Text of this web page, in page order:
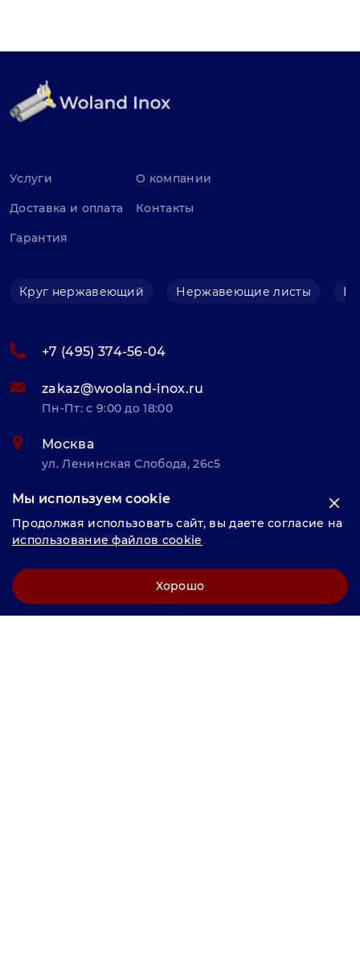
Услуги
Доставка и оплата
Гарантия
О компании
Контакты
Круг нержавеющий Нержавеющие листы
+7 (495) 374-56-04
zakaz@wooland-inox.ru
Пн-Пт: с 9:00 до 18:00
Москва
ул. Ленинская Слобода, 26с5
© «Велунд нержавейка» 2025, Разработка и комплексное
продвижение " LCAgency"
Мы используем cookie
Продолжая использовать сайт, вы даете согласие на
использование файлов cookie
Хорошо